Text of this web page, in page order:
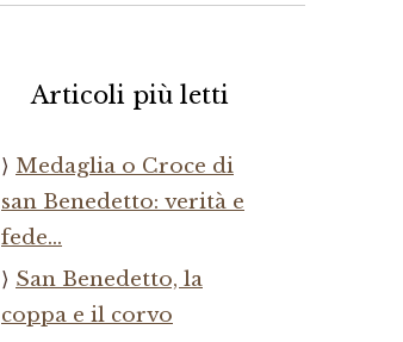
Articoli più letti
Medaglia o Croce di
san Benedetto: verità e
fede…
San Benedetto, la
coppa e il corvo